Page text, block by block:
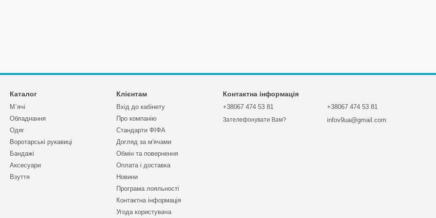
Каталог
М`ячі
Обладнання
Одяг
Воротарські рукавиці
Бандажі
Аксесуари
Взуття
Клієнтам
Вхід до кабінету
Про компанію
Стандарти ФІФА
Догляд за м'ячами
Обмін та повернення
Оплата і доставка
Новини
Програма лояльності
Контактна інформація
Угода користувача
Контактна інформація
+38067 474 53 81
Зателефонувати Вам?
+38067 474 53 81
infov9ua@gmail.com